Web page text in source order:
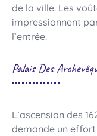
de la ville. Les
impressionnent
l’entrée.
Palais Des
L’ascension des
demande un